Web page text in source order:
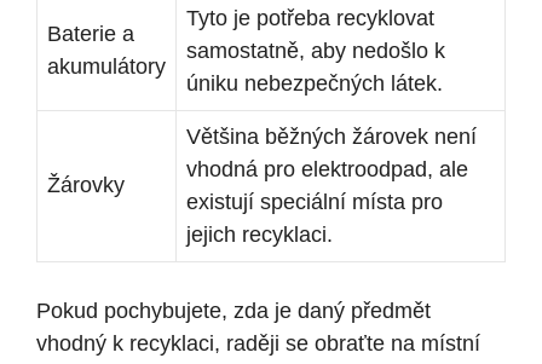
Baterie a
akumulátory
Tyto je potřeba recyklovat
samostatně, aby nedošlo k
úniku nebezpečných látek.
Žárovky
Většina běžných žárovek není
vhodná pro elektroodpad, ale
existují speciální místa pro
jejich recyklaci.
Pokud pochybujete, zda je daný předmět
vhodný k recyklaci, raději se obraťte na místní